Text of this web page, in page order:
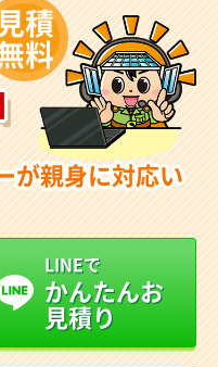
積
料
が親身に対応い
LINEで
かんたんお
見積り